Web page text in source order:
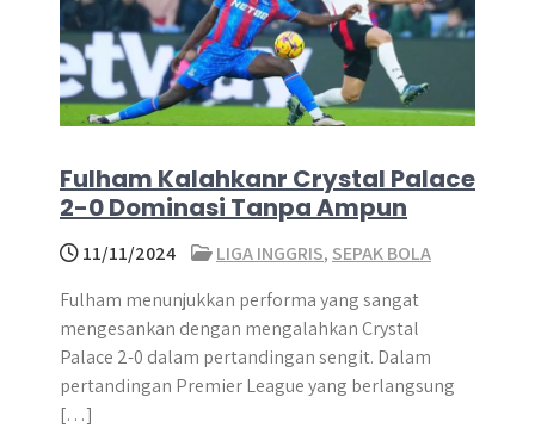
Fulham Kalahkanr Crystal Palace
2-0 Dominasi Tanpa Ampun
11/11/2024 LIGA INGGRIS, SEPAK BOLA
Fulham menunjukkan performa yang sangat
mengesankan dengan mengalahkan Crystal
Palace 2-0 dalam pertandingan sengit.​ ​Dalam
pertandingan Premier League yang berlangsung
[…]